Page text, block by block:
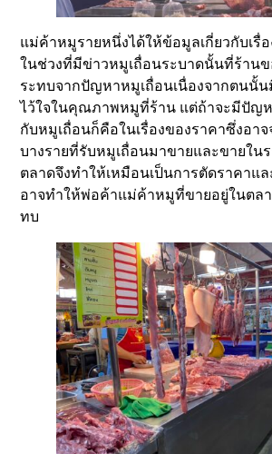
แม่ค้าหมูรายหนึ่งได้ให้ข้อมูลเกี่ยวกับเรื่
ในช่วงที่มีข่าวหมูเถื่อนระบาดนั้นที่ร้าน
ระทบจากปัญหาหมูเถื่อนเนื่องจากตนนั้
ไว้ใจในคุณภาพหมูที่ร้าน แต่ถ้าจะมีปัญห
กับหมูเถื่อนก็คือในเรื่องของราคาซึ่งอา
บางรายที่รับหมูเถื่อนมาขายและขายใน
ตลาดจึงทำให้เหมือนเป็นการตัดราคาแ
อาจทำให้พ่อค้าแม่ค้าหมูที่ขายอยู่ในตล
ทบ